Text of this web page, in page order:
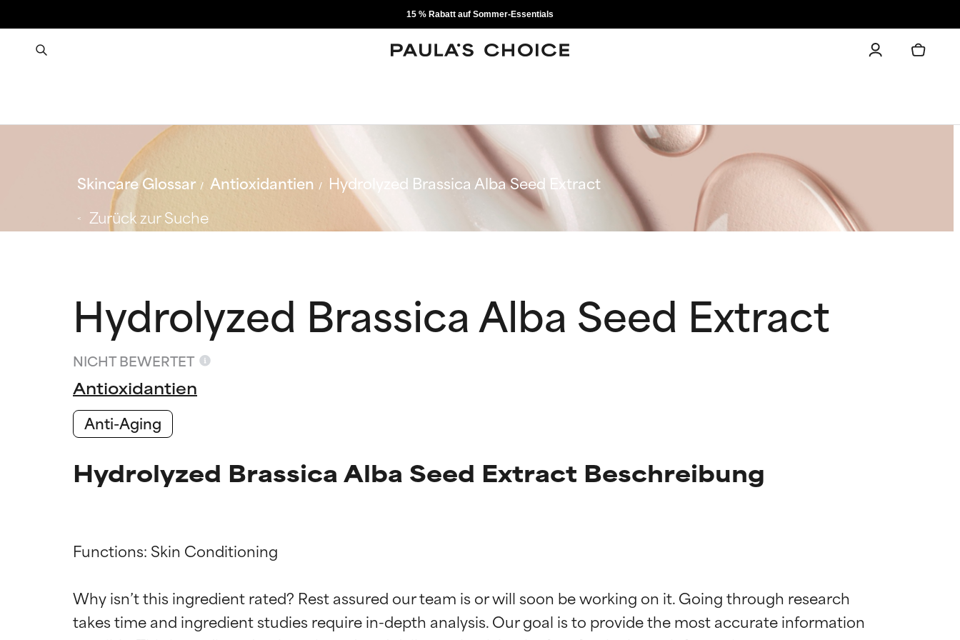
15 % Rabatt auf Sommer-Essentials
Skincare Glossar Antioxidantien
Hydrolyzed Brassica Alba Seed Extract
Zurück zur Suche
Hydrolyzed Brassica Alba Seed Extract
NICHT BEWERTET
Antioxidantien
Anti-Aging
Hydrolyzed Brassica Alba Seed Extract Beschreibung
Functions: Skin Conditioning
Why isn’t this ingredient rated? Rest assured our team is or will soon be working on it. Going through research
takes time and ingredient studies require in-depth analysis. Our goal is to provide the most accurate information
Bewertung der Inhaltsstoffe
Bewertung der Inhaltsstoffe